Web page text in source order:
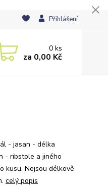
Přihlášení
0ks
za 0,00 Kč
- jasan - délka
- ribstole a jiného
kusu. Nejsou délkově
celý popis